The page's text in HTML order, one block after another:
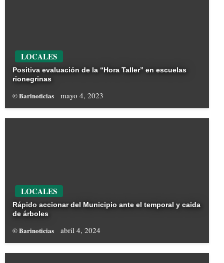
LOCALES
Positiva evaluación de la “Hora Taller” en escuelas
rionegrinas
© Barinoticias mayo 4, 2023
LOCALES
Rápido accionar del Municipio ante el temporal y caida
de árboles
© Barinoticias abril 4, 2024